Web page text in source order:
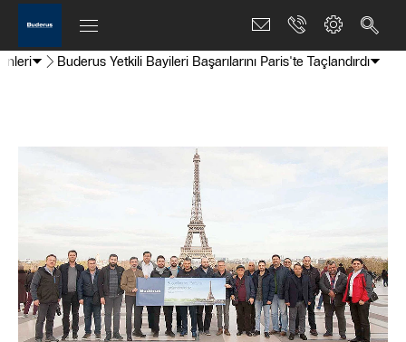
Buderus Yetkili Bayileri Başarılarını Paris'te Taçlandırdı